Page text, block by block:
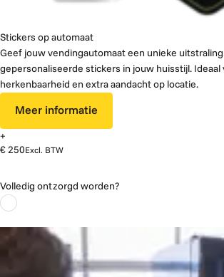
Stickers op automaat
Geef jouw vendingautomaat een unieke
gepersonaliseerde stickers in jouw huisstijl. Ideaal
herkenbaarheid en extra aandacht op locatie.
Meer informatie
+
€ 250Excl. BTW
Volledig ontzorgd worden?